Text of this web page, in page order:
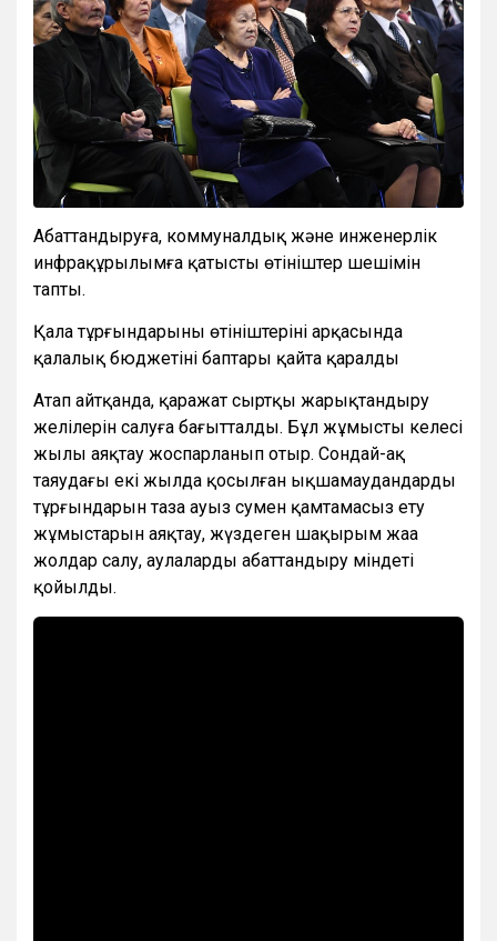
Абаттандыруға, коммуналдық және инженерлік
инфрақұрылымға қатысты өтініштер шешімін
тапты.
Қала тұрғындарының өтініштерінің арқасында
қалалық бюджетінің баптары қайта қаралды
Атап айтқанда, қаражат сыртқы жарықтандыру
желілерін салуға бағытталды. Бұл жұмысты келесі
жылы аяқтау жоспарланып отыр. Сондай-ақ
таяудағы екі жылда қосылған ықшамаудандардың
тұрғындарын таза ауыз сумен қамтамасыз ету
жұмыстарын аяқтау, жүздеген шақырым жаңа
жолдар салу, аулаларды абаттандыру міндеті
қойылды.